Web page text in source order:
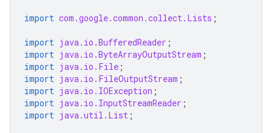
import com.google.common.collect.Lists ;
import java.io.BufferedReader ;
import java.io.ByteArrayOutputStream ;
import java.io.File ;
import java.io.FileOutputStream ;
import java.io.IOException ;
import java.io.InputStreamReader ;
import java.util.List ;